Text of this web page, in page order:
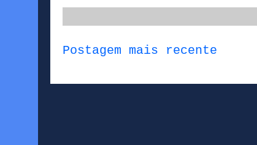
Postagem mais recente